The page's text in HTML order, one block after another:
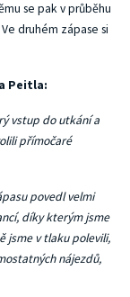
se pak v průběhu
druhém zápase si
Peitla:
vstup do utkání a
přímočaré
povedl velmi
díky kterým jsme
jsme v tlaku polevili,
nájezdů,